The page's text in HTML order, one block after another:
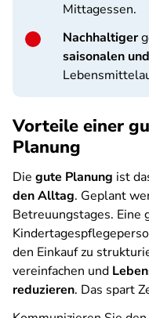
Mittagessen.
Nachhaltiger
saisonalen
Vorteile einer
Planung
Die gute Planung ist
den Alltag. Geplant
Betreuungstages. Eine
den Einkauf zu
vereinfachen und
reduzieren. Das spart